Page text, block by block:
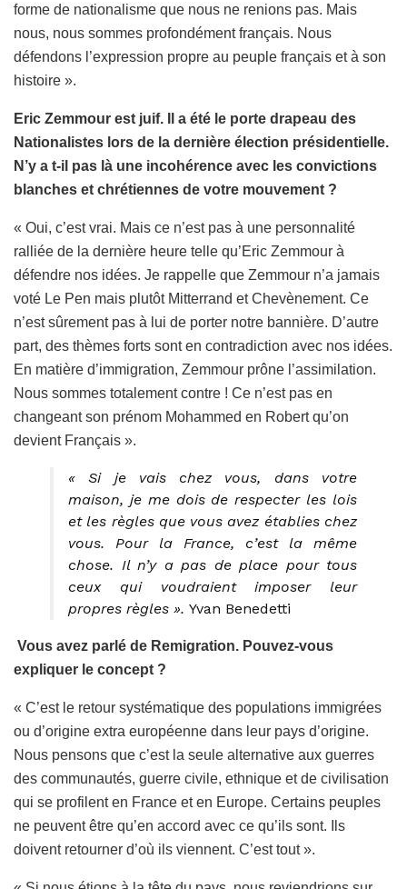
forme de nationalisme que nous ne renions pas. Mais
nous, nous sommes profondément français. Nous
défendons l’expression propre au peuple français et à son
histoire ».
Eric Zemmour est juif. Il a été le porte drapeau des
Nationalistes lors de la dernière élection présidentielle.
N’y a t-il pas là une incohérence avec les convictions
blanches et chrétiennes de votre mouvement ?
« Oui, c’est vrai. Mais ce n’est pas à une personnalité
ralliée de la dernière heure telle qu’Eric Zemmour à
défendre nos idées. Je rappelle que Zemmour n’a jamais
voté Le Pen mais plutôt Mitterrand et Chevènement. Ce
n’est sûrement pas à lui de porter notre bannière. D’autre
part, des thèmes forts sont en contradiction avec nos idées.
En matière d’immigration, Zemmour prône l’assimilation.
Nous sommes totalement contre ! Ce n’est pas en
changeant son prénom Mohammed en Robert qu’on
devient Français ».
« Si je vais chez vous, dans votre
maison, je me dois de respecter les lois
et les règles que vous avez établies chez
vous. Pour la France, c’est la même
chose. Il n’y a pas de place pour tous
ceux qui voudraient imposer leur
propres règles ». Yvan Benedetti
Vous avez parlé de Remigration. Pouvez-vous
expliquer le concept ?
« C’est le retour systématique des populations immigrées
ou d’origine extra européenne dans leur pays d’origine.
Nous pensons que c’est la seule alternative aux guerres
des communautés, guerre civile, ethnique et de civilisation
qui se profilent en France et en Europe. Certains peuples
ne peuvent être qu’en accord avec ce qu’ils sont. Ils
doivent retourner d’où ils viennent. C’est tout ».